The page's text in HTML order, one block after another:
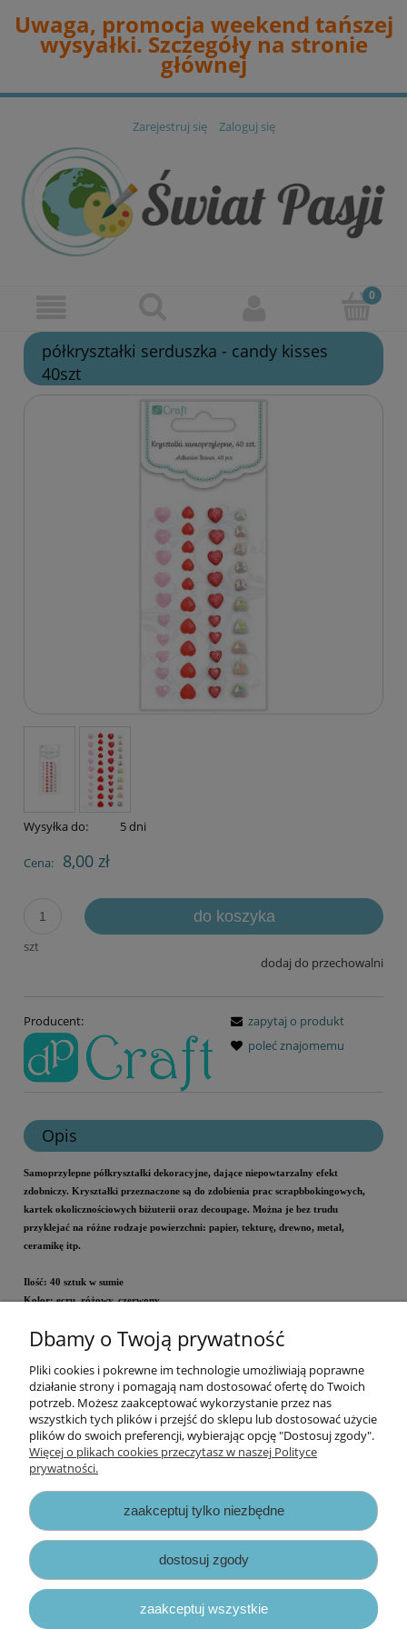
Uwaga, promocja weekend tańszej
wysyałki. Szczegóły na stronie
głównej
Zarejestruj się Zaloguj się
półkryształki serduszka - candy kisses
40szt
Wysyłka do: 5 dni
Cena: 8,00 zł
szt
do koszyka
dodaj do przechowalni
Producent:
zapytaj o produkt
poleć znajomemu
Opis
Samoprzylepne półkryształki dekoracyjne, dające niepowtarzalny efekt
zdobniczy. Kryształki przeznaczone są do zdobienia prac scrapbbokingowych,
kartek okolicznościowych biżuterii oraz decoupage. Można je bez trudu
przyklejać na różne rodzaje powierzchni: papier, tekturę, drewno, metal,
ceramikę itp.
Ilość: 40 sztuk w sumie
Kolor: ecru, różowy, czerwony
Cena za blister.
Informacje
Opłaty i koszty dostawy
Zapisy prawne
Dbamy o Twoją prywatność
Pliki cookies i pokrewne im technologie umożliwiają poprawne
działanie strony i pomagają nam dostosować ofertę do Twoich
potrzeb. Możesz zaakceptować wykorzystanie przez nas
wszystkich tych plików i przejść do sklepu lub dostosować użycie
plików do swoich preferencji, wybierając opcję "Dostosuj zgody".
Więcej o plikach cookies przeczytasz w naszej Polityce
prywatności.
zaakceptuj tylko niezbędne
dostosuj zgody
zaakceptuj wszystkie